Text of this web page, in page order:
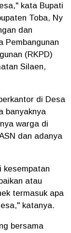
kata Bupati
Toba, Ny
dan
Pembangunan
(RKPD)
Silaen,
di Desa
banyaknya
warga di
dan adanya
kesempatan
atau
termasuk apa
katanya.
bersama